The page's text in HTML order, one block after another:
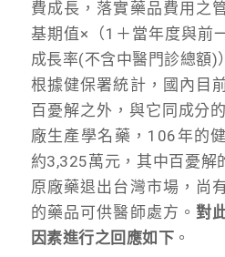
費成長，落實藥品費用之
基期值×（1＋當年度與前
成長率(不含中醫門診總額)）
根據健保署統計，國內目
百憂解之外，與它同成分
廠生產學名藥，106年的
約3,325萬元，其中百憂解
原廠藥退出台灣市場，尚
的藥品可供醫師處方。對
因素進行之回應如下 。